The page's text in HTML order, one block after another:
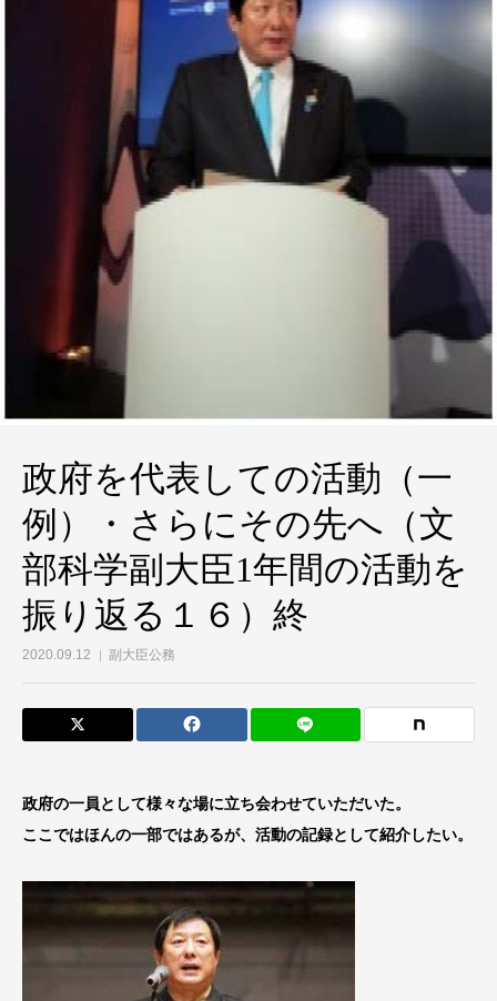
政府を代表しての活動（一
例）・さらにその先へ（文
部科学副大臣1年間の活動を
振り返る１６）終
2020.09.12 副大臣公務
政府の一員として様々な場に立ち会わせていただいた。
ここではほんの一部ではあるが、活動の記録として紹介したい。